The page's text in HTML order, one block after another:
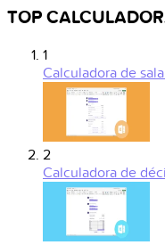
TOP
1
Calculadora de
2
Calculadora de